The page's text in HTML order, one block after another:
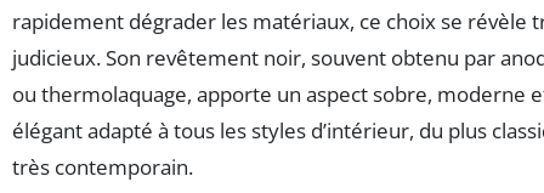
rapidement dégrader les matériaux, ce choix se révèle
judicieux. Son revêtement noir, souvent obtenu par
ou thermolaquage, apporte un aspect sobre, moderne
élégant adapté à tous les styles d’intérieur, du plus
très contemporain.